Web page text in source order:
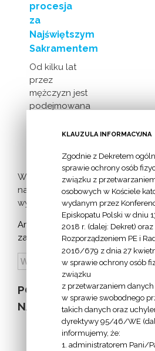
procesja
za
Najświętszym
Sakramentem
Od kilku lat
przez
mężczyzn jest
podejmowana
milczącej [...]
Więcej
nadchodzących
wydarzeń >
Archiwum
zapowiedzi:
POZOSTAŁE
NA STRONIE
KLAUZULA INFORMACYJNA
Zgodnie z Dekretem
sprawie ochrony osób
związku z
osobowych w Kościele
wydanym przez
Episkopatu Polski w dniu
2018 r. (dalej: Dekret) oraz
Rozporządzeniem PE i
2016/679 z dnia 27
w sprawie ochrony osób
związku
z przetwarzaniem danych
w sprawie swobodnego
takich danych oraz
dyrektywy 95/46/WE
informujemy, że:
1. administratorem Pani/